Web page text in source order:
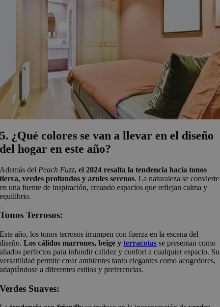
5. ¿Qué colores se van a llevar en el diseño
del hogar en este año?
Además del Peach Fuzz, el 2024 resalta la tendencia hacia tonos
tierra, verdes profundos y azules serenos. La naturaleza se convierte
en una fuente de inspiración, creando espacios que reflejan calma y
equilibrio.
Tonos Terrosos:
Este año, los tonos terrosos irrumpen con fuerza en la escena del
diseño.Los cálidos marrones, beige yterracotas se presentan como
aliados perfectos para infundir calidez y confort a cualquier espacio. Su
versatilidad permite crear ambientes tanto elegantes como acogedores,
adaptándose a diferentes estilos y preferencias.
Verdes Suaves: